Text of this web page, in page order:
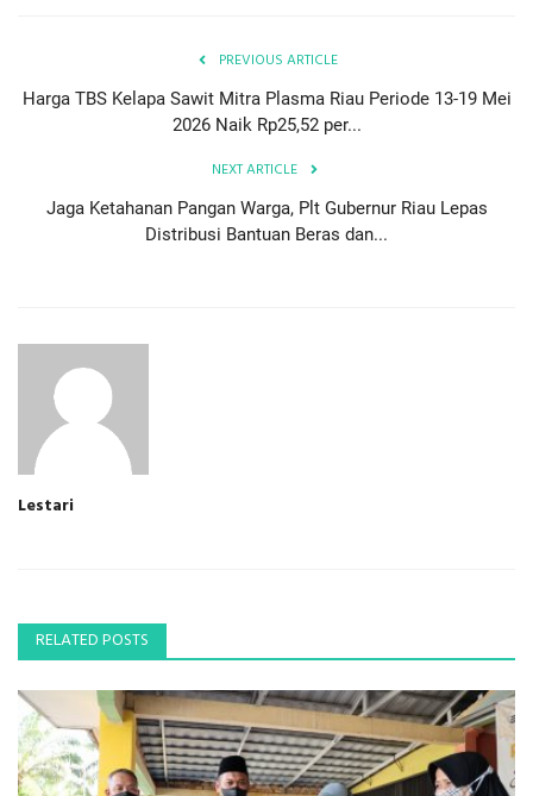
PREVIOUS ARTICLE
Harga TBS Kelapa Sawit Mitra Plasma Riau Periode 13-19 Mei
2026 Naik Rp25,52 per...
NEXT ARTICLE
Jaga Ketahanan Pangan Warga, Plt Gubernur Riau Lepas
Distribusi Bantuan Beras dan...
Lestari
RELATED POSTS